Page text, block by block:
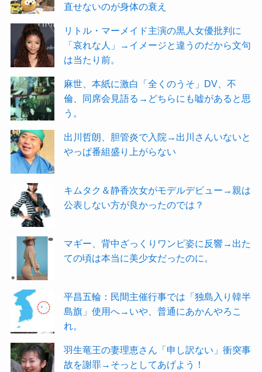
直せないのが身体の衰え
リトル・マーメイド主演の黒人女優批判に
「哀れな人」→イメージと違うのだから文句
は当たり前。
麻世、本紙に激白「全くのうそ」DV、不
倫、同席会見語る→どちらにも嘘があると思
う。
出川哲朗、胆管炎で入院→出川さんいないと
やっぱ番組盛り上がらない
キムタク＆静香次女がモデルデビュー→親は
公表しない方が良かったのでは？
マギー、背中ざっくりワンピ姿に反響→出た
ての頃は本当に美少女だったのに。
平昌五輪：民間主催行事では「独島入り韓半
島旗」使用へ→いや、普通にあかんやろこ
れ。
羽生竜王の妻理恵さん「申し訳ない」衝突事
故を謝罪→そっとしてあげよう！